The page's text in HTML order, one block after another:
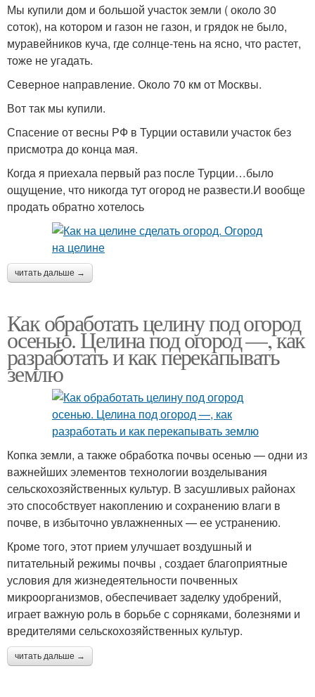
Мы купили дом и большой участок земли ( около 30
соток), на котором и газон не газон, и грядок не было,
муравейников куча, где солнце-тень на ясно, что растет,
тоже не угадать.
Северное направление. Около 70 км от Москвы.
Вот так мы купили.
Спасение от весны РФ в Турции оставили участок без
присмотра до конца мая.
Когда я приехала первый раз после Турции…было
ощущение, что никогда тут огород не развести.И вообще
продать обратно хотелось
читать дальше →
Как обработать целину под огород
осенью. Целина под огород —, как
разработать и как перекапывать
землю
Копка земли, а также обработка почвы осенью — одни из
важнейших элементов технологии возделывания
сельскохозяйственных культур. В засушливых районах
это способствует накоплению и сохранению влаги в
почве, в избыточно увлажненных — ее устранению.
Кроме того, этот прием улучшает воздушный и
питательный режимы почвы , создает благоприятные
условия для жизнедеятельности почвенных
микроорганизмов, обеспечивает заделку удобрений,
играет важную роль в борьбе с сорняками, болезнями и
вредителями сельскохозяйственных культур.
читать дальше →